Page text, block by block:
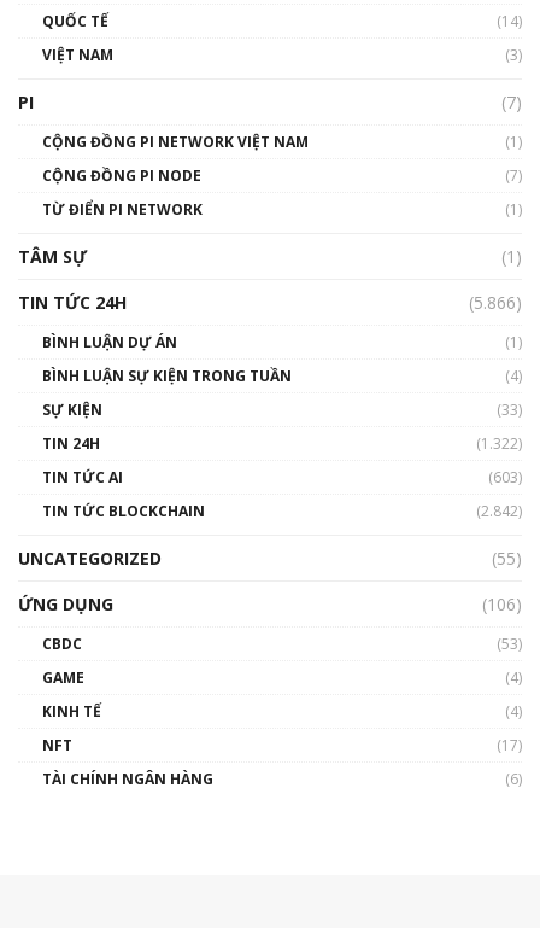
Talkshow 14: MemeCoin – Trò đùa tỷ đô
01:29:26
QUỐC TẾ
(14)
VIỆT NAM
(3)
PI (7)
CỘNG ĐỒNG PI NETWORK VIỆT NAM
(1)
CỘNG ĐỒNG PI NODE
(7)
TỪ ĐIỂN PI NETWORK
(1)
TÂM SỰ
(1)
TIN TỨC 24H
(5.866)
BÌNH LUẬN DỰ ÁN
(1)
BÌNH LUẬN SỰ KIỆN TRONG TUẦN
(4)
SỰ KIỆN
(33)
TIN 24H
(1.322)
TIN TỨC AI
(603)
TIN TỨC BLOCKCHAIN
(2.842)
UNCATEGORIZED
(55)
ỨNG DỤNG
(106)
CBDC
(53)
GAME
(4)
KINH TẾ
(4)
NFT
(17)
TÀI CHÍNH NGÂN HÀNG
(6)